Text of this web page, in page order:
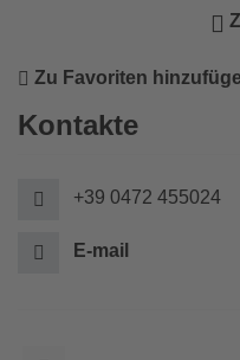
Zu Favoriten
Kontakte
+39 0472 455024
E-mail